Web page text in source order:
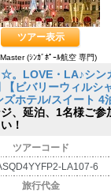
ツアー表示
(ｼﾝｶﾞﾎﾟｰﾙ航空 専門)
。LOVE・LA♪シン
【ビバリーウィルシ
ホテル/スイート 4
、延泊、1名様ご参
！
ツアーコード
LA107-6
旅行代金